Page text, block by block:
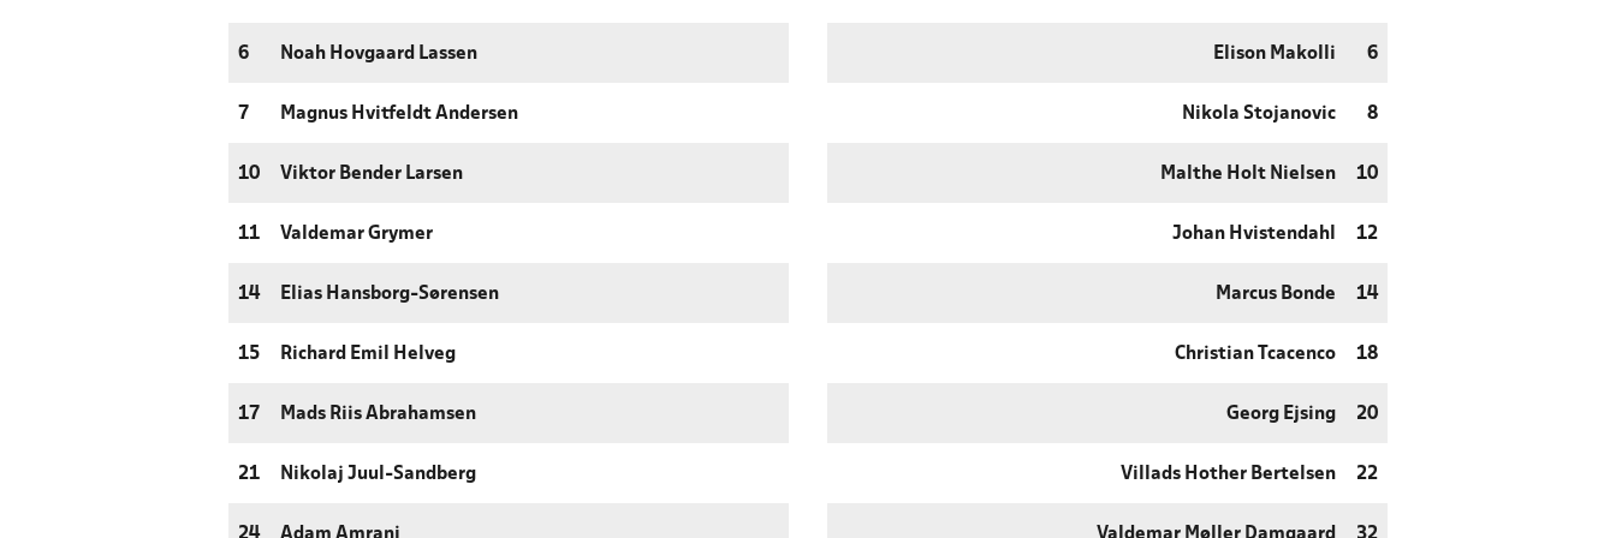
6 Noah Hovgaard Lassen
7 Magnus Hvitfeldt Andersen
10 Viktor Bender Larsen
11 Valdemar Grymer
14 Elias Hansborg-Sørensen
15 Richard Emil Helveg
17 Mads Riis Abrahamsen
21 Nikolaj Juul-Sandberg
Elison Makolli 6
Nikola Stojanovic 8
Malthe Holt Nielsen 10
Johan Hvistendahl 12
Marcus Bonde 14
Christian Tcacenco 18
Georg Ejsing 20
Villads Hother Bertelsen 22